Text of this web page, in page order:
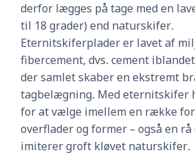
derfor lægges på tage med en
til 18 grader) end naturskifer.
Eternitskiferplader er lavet af
fibercement, dvs. cement
der samlet skaber en ekstremt
tagbelægning. Med eternitskifer
for at vælge imellem en række
overflader og former – også en
imiterer groft kløvet naturskifer.